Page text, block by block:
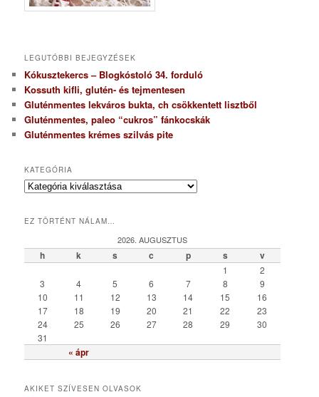
LEGUTÓBBI BEJEGYZÉSEK
Kókusztekercs – Blogkóstoló 34. forduló
Kossuth kifli, glutén- és tejmentesen
Gluténmentes lekváros bukta, ch csökkentett lisztből
Gluténmentes, paleo “cukros” fánkocskák
Gluténmentes krémes szilvás pite
KATEGÓRIA
K
e
r
EZ TÖRTÉNT NÁLAM…
2026. AUGUSZTUS
h k s c p s v
« ápr
1
2
3
4 5 6 7 8
9
10
11 12 13 14 15
16
17
18 19 20 21 22
23
24
25 26 27 28 29
30
31
AKIKET SZÍVESEN OLVASOK